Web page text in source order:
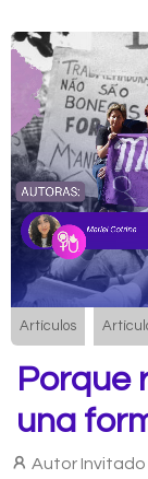
Artículos
Porque
una
Autor Invitado